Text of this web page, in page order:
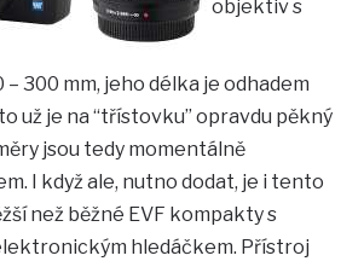
objektiv s
300 mm, jeho délka je odhadem
už je na “třístovku” opravdu pěkný
jsou tedy momentálně
I když ale, nutno dodat, je i tento
než běžné EVF kompakty s
hledáčkem. Přístroj